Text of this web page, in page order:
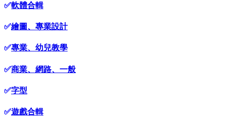
✅軟體合輯
✅繪圖、專業設計
✅專業、幼兒教學
✅商業、網路、一般
✅字型
✅遊戲合輯